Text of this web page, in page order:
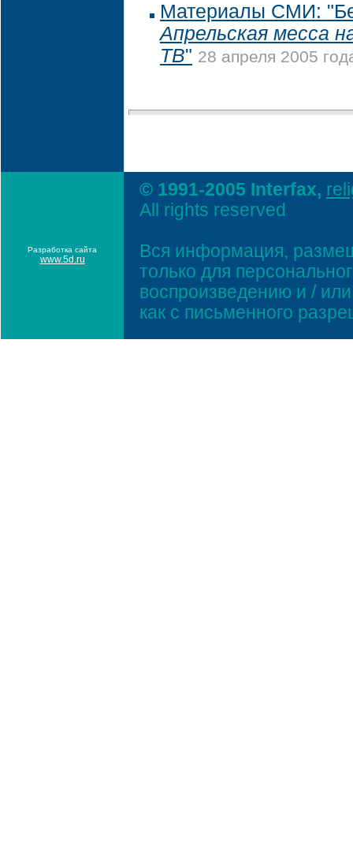
Материалы СМИ:
Апрельская месса
ТВ" 28 апреля 2005
Разработка сайта
www.5d.ru
© 1991-2005 Interfax,
All rights reserved
Вся информация,
только для
воспроизведению и /
как с письменного